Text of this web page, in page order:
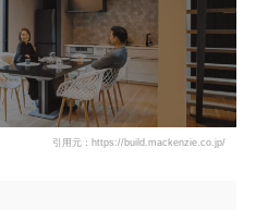
引用元：https://build.mackenzie.co.jp/